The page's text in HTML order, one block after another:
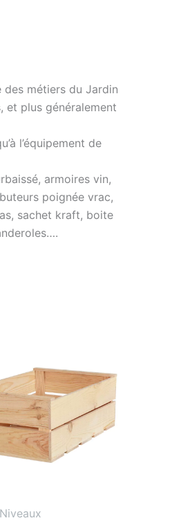
des métiers du Jardin
et plus généralement
l’équipement de
armoires vin,
poignée vrac,
sachet kraft, boite